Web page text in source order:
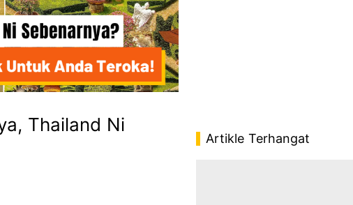
Thailand Ni
Artikle Terhangat